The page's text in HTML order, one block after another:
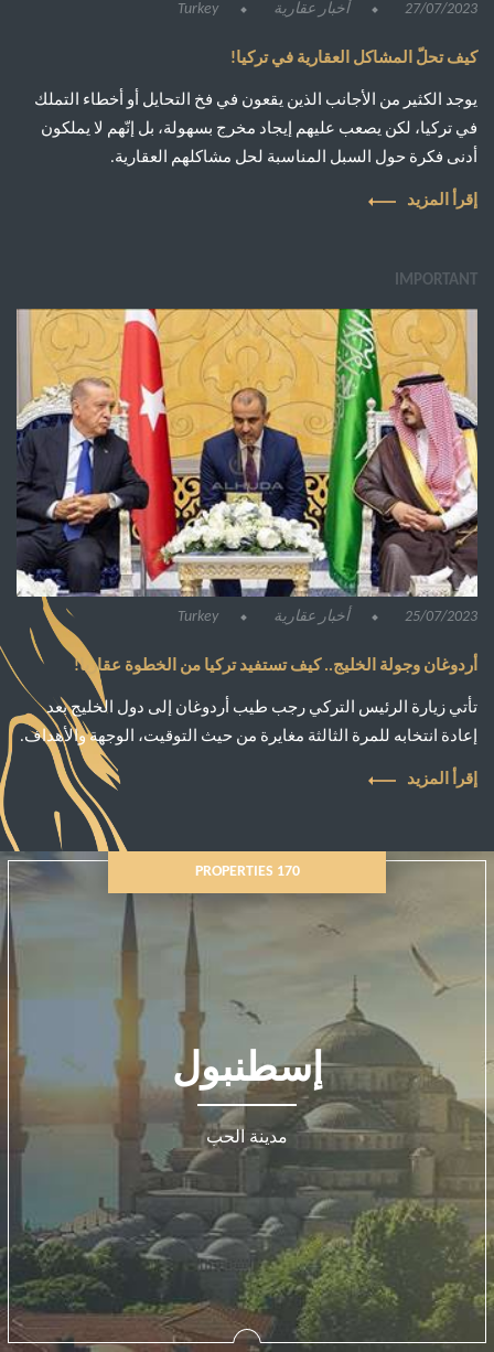
27/07/2023 أخبار عقارية Turkey
كيف تحلّ المشاكل العقارية في تركيا!
يوجد الكثير من الأجانب الذين يقعون في فخ التحايل أو أخطاء التملك
في تركيا، لكن يصعب عليهم إيجاد مخرج بسهولة، بل إنّهم لا يملكون
أدنى فكرة حول السبل المناسبة لحل مشاكلهم العقارية.
إقرأ المزيد
IMPORTANT
25/07/2023 أخبار عقارية Turkey
أردوغان وجولة الخليج.. كيف تستفيد تركيا من الخطوة عقاريا!
تأتي زيارة الرئيس التركي رجب طيب أردوغان إلى دول الخليج بعد
إعادة انتخابه للمرة الثالثة مغايرة من حيث التوقيت، الوجهة والأهداف.
إقرأ المزيد
170 PROPERTIES
إسطنبول
مدينة الحب